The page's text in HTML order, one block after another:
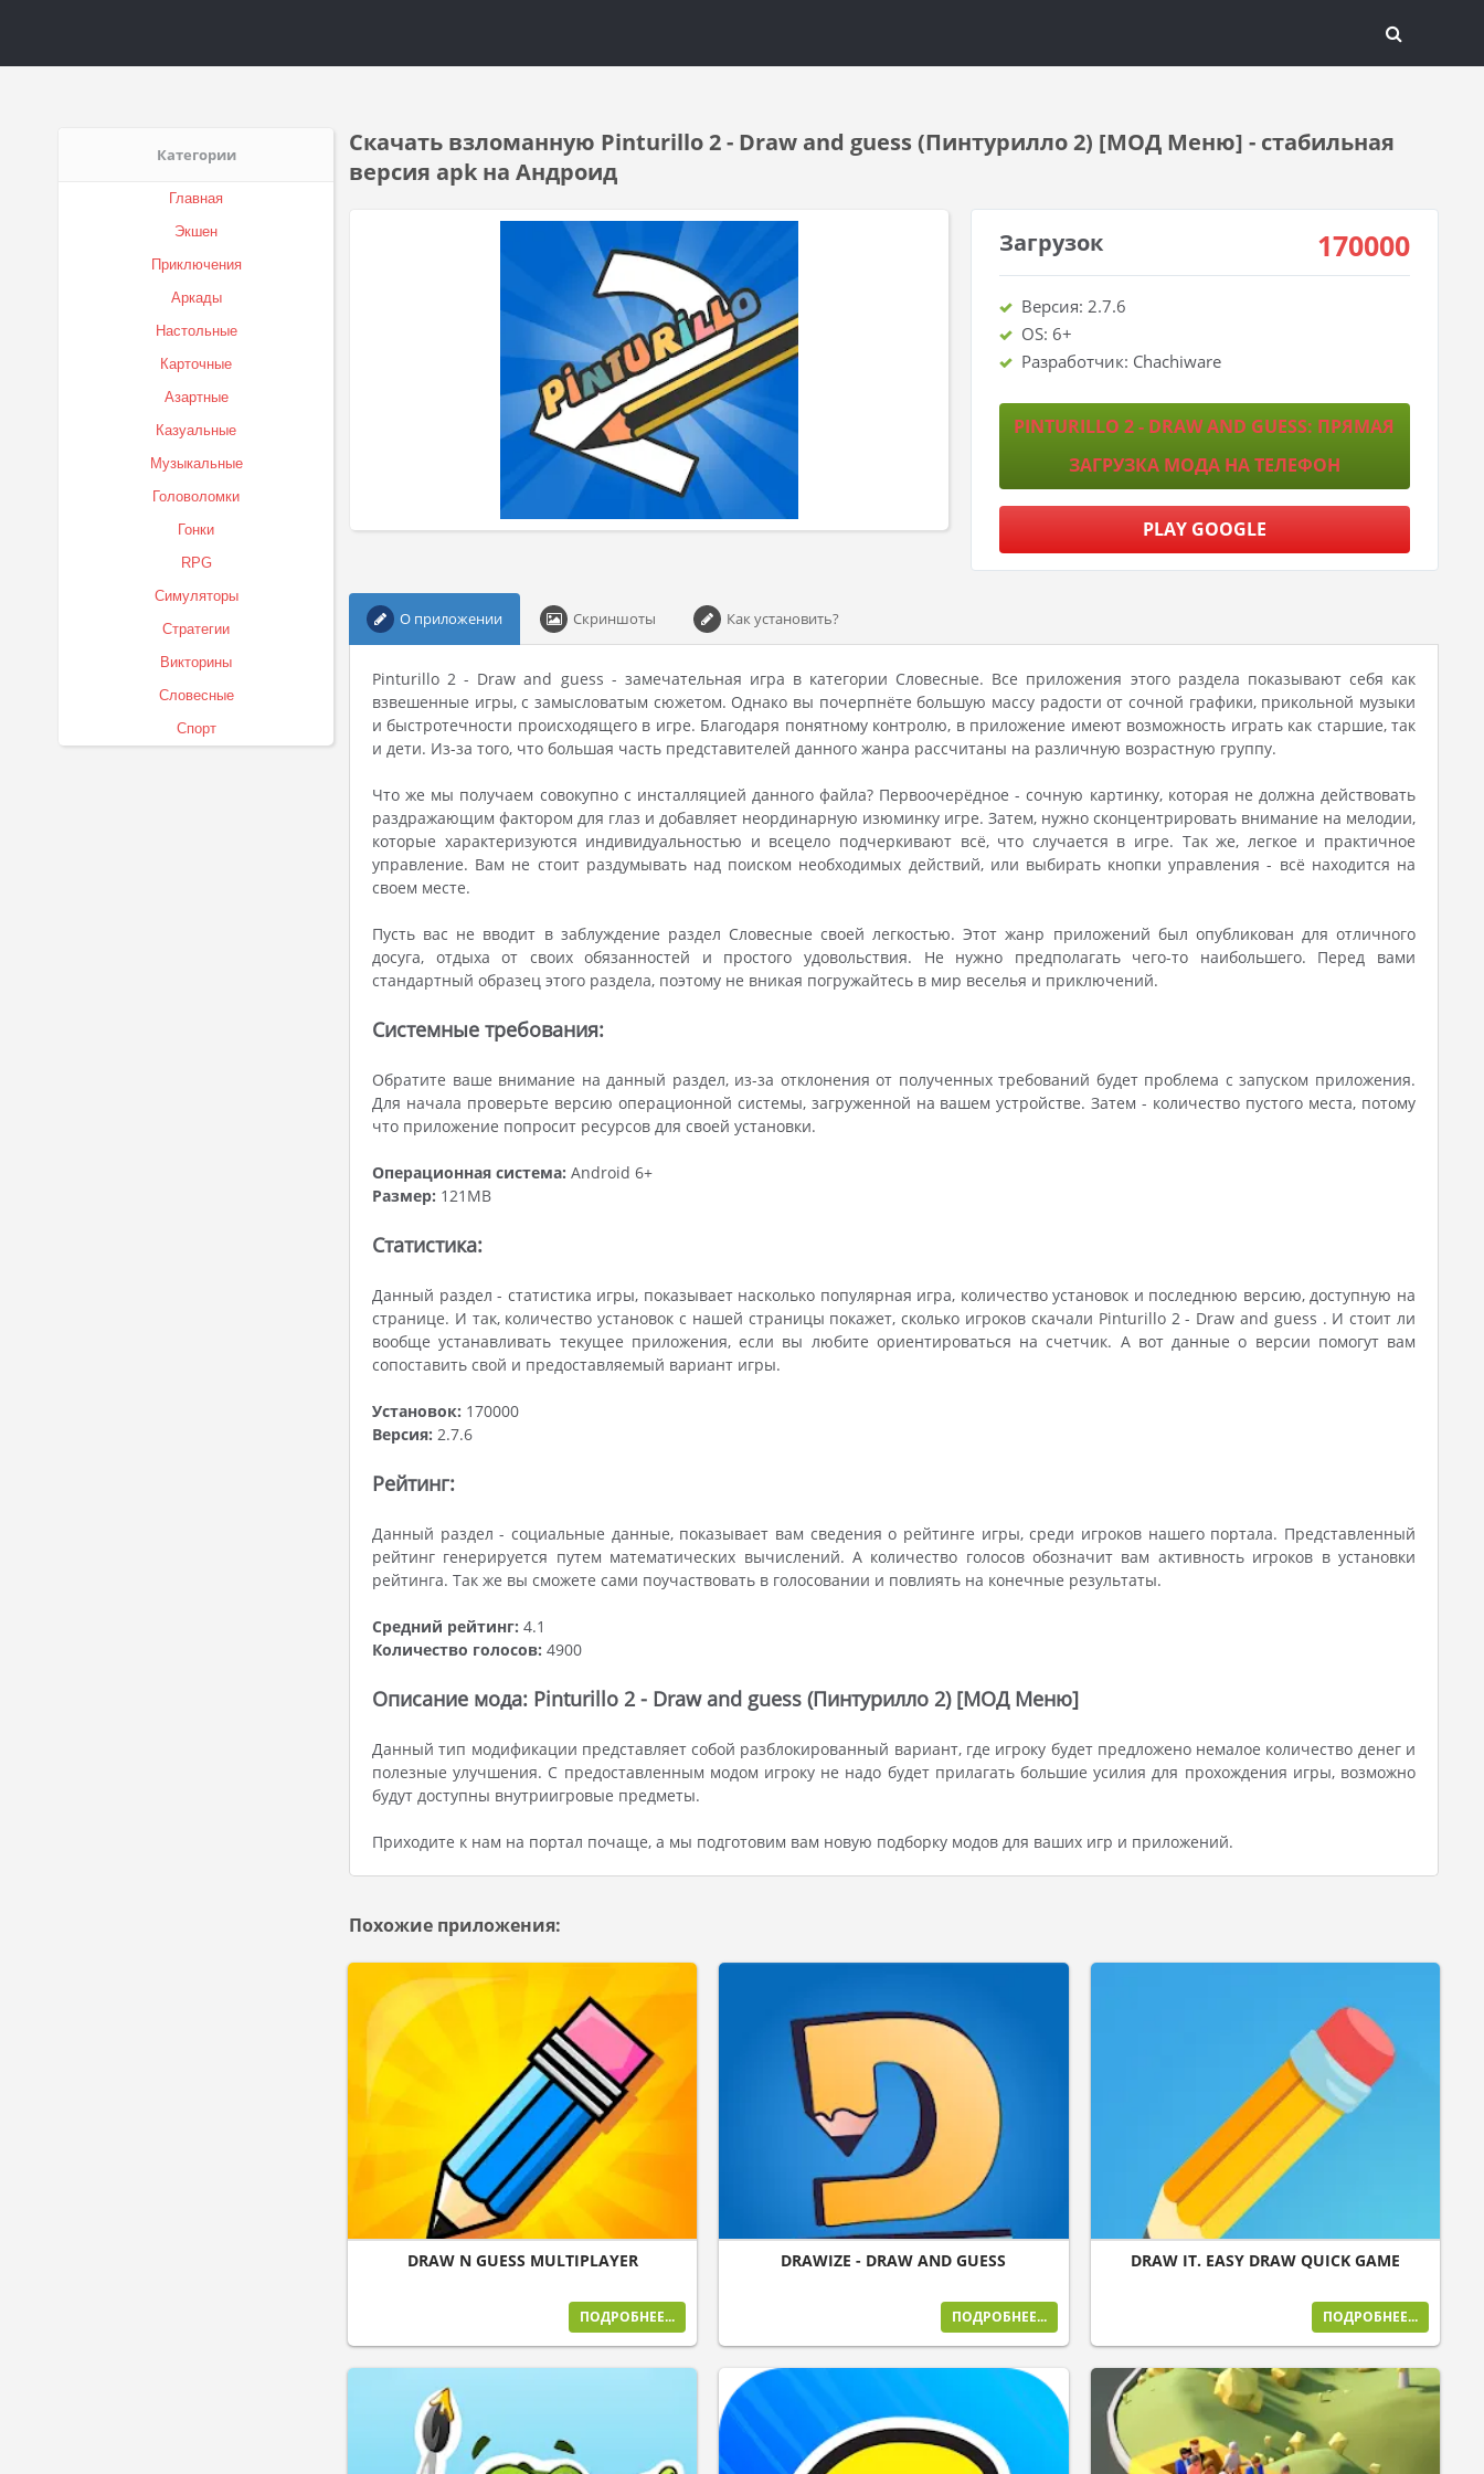
Категории
Главная
Экшен
Приключения
Аркады
Настольные
Карточные
Азартные
Казуальные
Музыкальные
Головоломки
Гонки
RPG
Симуляторы
Стратегии
Викторины
Словесные
Спорт
Скачать взломанную Pinturillo 2 - Draw and guess (Пинтурилло 2) [МОД Меню] - стабильная
версия apk на Андроид
Загрузок 170000
Версия: 2.7.6
OS: 6+
Разработчик: Chachiware
PINTURILLO 2 - DRAW AND GUESS: ПРЯМАЯ
ЗАГРУЗКА МОДА НА ТЕЛЕФОН
PLAY GOOGLE
О приложении Скриншоты Как установить?
Pinturillo 2 - Draw and guess - замечательная игра в категории Словесные. Все приложения этого раздела показывают себя как
взвешенные игры, с замысловатым сюжетом. Однако вы почерпнёте большую массу радости от сочной графики, прикольной музыки
и быстротечности происходящего в игре. Благодаря понятному контролю, в приложение имеют возможность играть как старшие, так
и дети. Из-за того, что большая часть представителей данного жанра рассчитаны на различную возрастную группу.
Что же мы получаем совокупно с инсталляцией данного файла? Первоочерёдное - сочную картинку, которая не должна действовать
раздражающим фактором для глаз и добавляет неординарную изюминку игре. Затем, нужно сконцентрировать внимание на мелодии,
которые характеризуются индивидуальностью и всецело подчеркивают всё, что случается в игре. Так же, легкое и практичное
управление. Вам не стоит раздумывать над поиском необходимых действий, или выбирать кнопки управления - всё находится на
своем месте.
Пусть вас не вводит в заблуждение раздел Словесные своей легкостью. Этот жанр приложений был опубликован для отличного
досуга, отдыха от своих обязанностей и простого удовольствия. Не нужно предполагать чего-то наибольшего. Перед вами
стандартный образец этого раздела, поэтому не вникая погружайтесь в мир веселья и приключений.
Системные требования:
Обратите ваше внимание на данный раздел, из-за отклонения от полученных требований будет проблема с запуском приложения.
Для начала проверьте версию операционной системы, загруженной на вашем устройстве. Затем - количество пустого места, потому
что приложение попросит ресурсов для своей установки.
Операционная система: Android 6+
Размер: 121MB
Статистика:
Данный раздел - статистика игры, показывает насколько популярная игра, количество установок и последнюю версию, доступную на
странице. И так, количество установок с нашей страницы покажет, сколько игроков скачали Pinturillo 2 - Draw and guess . И стоит ли
вообще устанавливать текущее приложения, если вы любите ориентироваться на счетчик. А вот данные о версии помогут вам
сопоставить свой и предоставляемый вариант игры.
Установок: 170000
Версия: 2.7.6
Рейтинг:
Данный раздел - социальные данные, показывает вам сведения о рейтинге игры, среди игроков нашего портала. Представленный
рейтинг генерируется путем математических вычислений. А количество голосов обозначит вам активность игроков в установки
рейтинга. Так же вы сможете сами поучаствовать в голосовании и повлиять на конечные результаты.
Средний рейтинг: 4.1
Количество голосов: 4900
Описание мода: Pinturillo 2 - Draw and guess (Пинтурилло 2) [МОД Меню]
Данный тип модификации представляет собой разблокированный вариант, где игроку будет предложено немалое количество денег и
полезные улучшения. С предоставленным модом игроку не надо будет прилагать большие усилия для прохождения игры, возможно
будут доступны внутриигровые предметы.
Приходите к нам на портал почаще, а мы подготовим вам новую подборку модов для ваших игр и приложений.
Похожие приложения:
DRAW N GUESS MULTIPLAYER
ПОДРОБНЕЕ...
DRAWIZE - DRAW AND GUESS
ПОДРОБНЕЕ...
DRAW IT. EASY DRAW QUICK GAME
ПОДРОБНЕЕ...